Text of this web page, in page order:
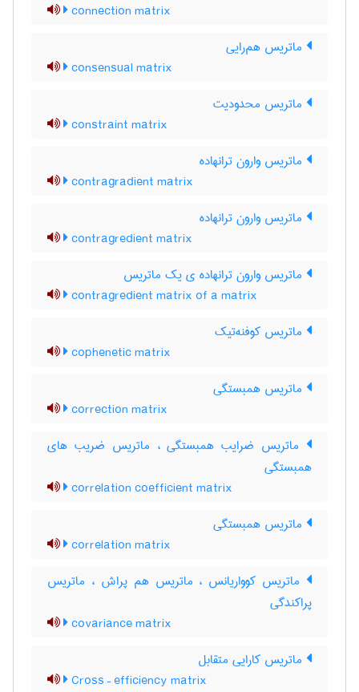
connection matrix
ماتریس هم‌رایی
consensual matrix
ماتریس محدودیت
constraint matrix
ماتریس وارون ترانهاده
contragradient matrix
ماتریس وارون ترانهاده
contragredient matrix
ماتریس وارون ترانهاده ی یک ماتریس
contragredient matrix of a matrix
ماتریس کوفنه‌تیک
cophenetic matrix
ماتریس همبستگی
correction matrix
ماتریس ضرایب همبستگی ، ماتریس ضریب های
همبستگی
correlation coefficient matrix
ماتریس همبستگی
correlation matrix
ماتریس کوواریانس ، ماتریس هم پراش ، ماتریس
پراکندگی
covariance matrix
ماتریس کارایی متقابل
Cross – efficiency matrix